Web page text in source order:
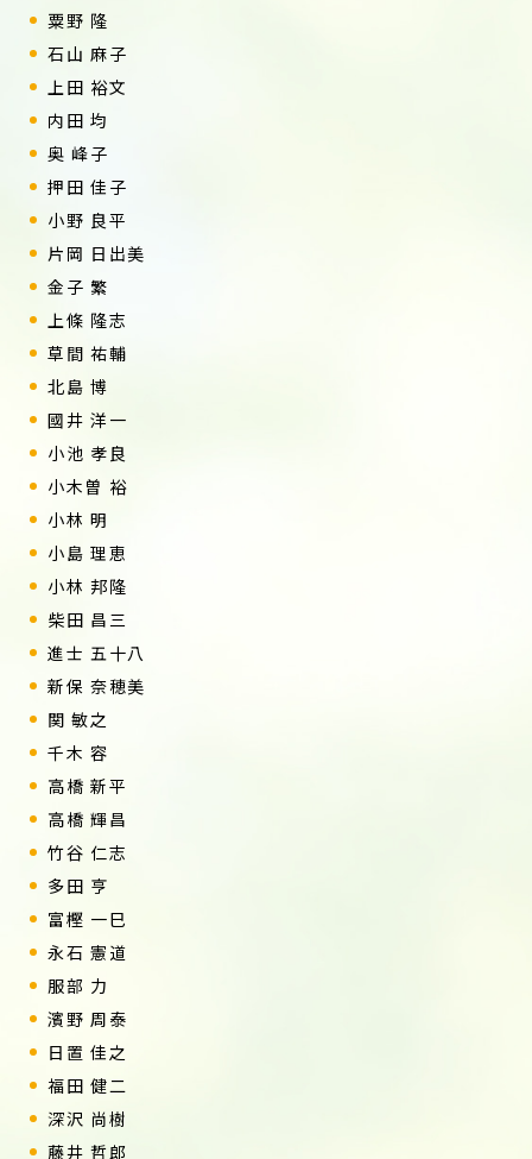
粟野 隆
石山 麻子
上田 裕文
内田 均
奥 峰子
押田 佳子
小野 良平
片岡 日出美
金子 繁
上條 隆志
草間 祐輔
北島 博
國井 洋一
小池 孝良
小木曽 裕
小林 明
小島 理恵
小林 邦隆
柴田 昌三
進士 五十八
新保 奈穂美
関 敏之
千木 容
高橋 新平
高橋 輝昌
竹谷 仁志
多田 亨
富樫 一巳
永石 憲道
服部 力
濱野 周泰
日置 佳之
福田 健二
深沢 尚樹
藤井 哲郎